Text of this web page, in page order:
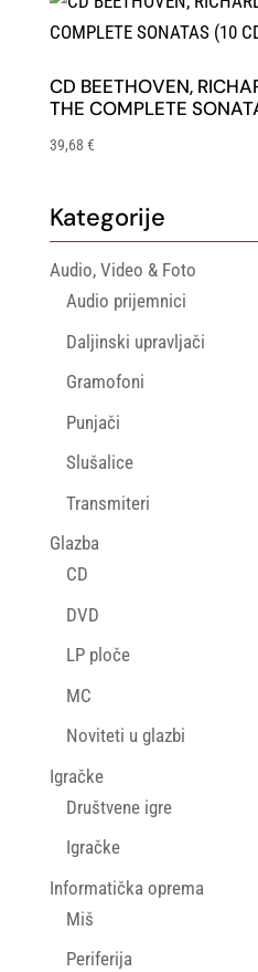
CD BEETHOVEN,
THE COMPLETE
39,68 €
Kategorije
Audio, Video & Foto
Audio prijemnici
Daljinski upravljači
Gramofoni
Punjači
Slušalice
Transmiteri
Glazba
CD
DVD
LP ploče
MC
Noviteti u glazbi
Igračke
Društvene igre
Igračke
Informatička oprema
Miš
Periferija